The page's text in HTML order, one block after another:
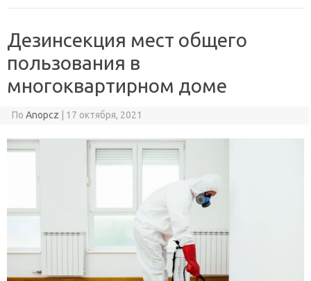
Дезинсекция мест общего
пользования в
многоквартирном доме
По Anopcz 17 октября, 2021